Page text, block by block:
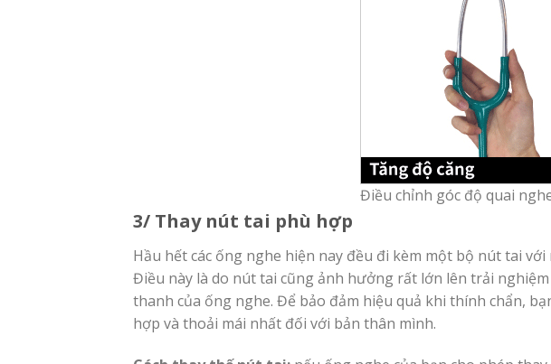
Điều chỉnh góc độ quai
3/ Thay nút tai phù hợp
Hầu hết các ống nghe hiện nay đều đi kèm một bộ nút tai
Điều này là do nút tai cũng ảnh hưởng rất lớn lên trải
thanh của ống nghe. Để bảo đảm hiệu quả khi thính chẩn,
hợp và thoải mái nhất đối với bản thân mình.